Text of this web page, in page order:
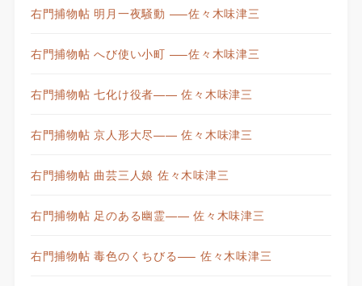
右門捕物帖 明月一夜騒動 —–佐々木味津三
右門捕物帖 へび使い小町 —–佐々木味津三
右門捕物帖 七化け役者—— 佐々木味津三
右門捕物帖 京人形大尽—— 佐々木味津三
右門捕物帖 曲芸三人娘 佐々木味津三
右門捕物帖 足のある幽霊—— 佐々木味津三
右門捕物帖 毒色のくちびる—– 佐々木味津三